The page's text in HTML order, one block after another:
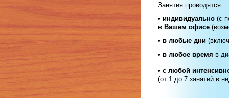
Занятия проводятся:
• индивидуально (с
в Вашем офисе
• в любые дни
• в любое время в
• с любой
(от 1 до 7 занятий в